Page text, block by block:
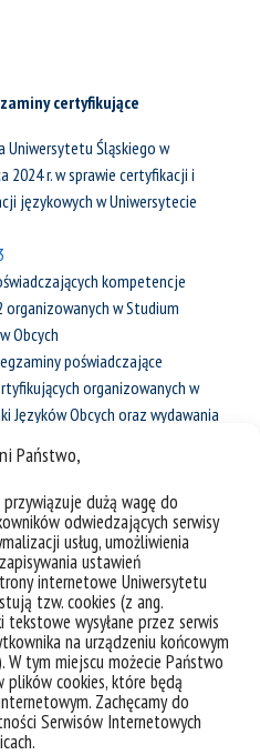
Państwo,
dużą wagę do
odwiedzających serwisy
usług, umożliwienia
ustawień
internetowe Uniwersytetu
tzw. cookies (z ang.
wysyłane przez serwis
na urządzeniu końcowym
tym miejscu możecie Państwo
cookies, które będą
Zachęcamy do
Serwisów Internetowych
certyfikujące
Uniwersytetu Śląskiego w
2024 r. w sprawie certyfikacji i
językowych w Uniwersytecie
kompetencje
w Studium
Obcych
poświadczające
organizowanych w
Języków Obcych oraz wydawania
Katowicach
certyfikujące
182 Rektora UŚ z dnia 29
szczegółowych zasad
języków obcych.
Z UCZESTNICTWA
katalogu
Śląskiego 2026–